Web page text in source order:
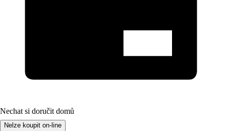
Nechat si doručit domů
Nelze koupit on-line